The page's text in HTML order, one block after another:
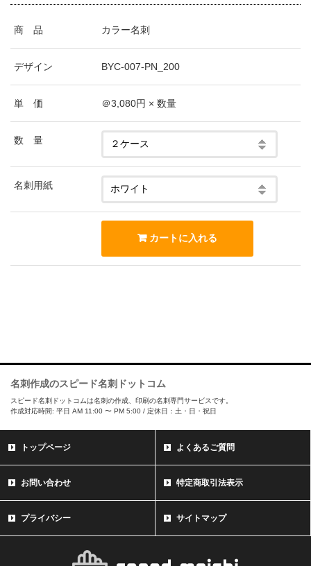
商 品 カラー名刺
デザイン BYC-007-PN_200
単 価 ＠3,080円 × 数量
数 量
名刺用紙
名刺作成のスピード名刺ドットコム
スピード名刺ドットコムは名刺の作成、印刷の名刺専門サービスです。
作成対応時間: 平日 AM 11:00 〜 PM 5:00 / 定休日：土・日・祝日
トップページ よくあるご質問
お問い合わせ 特定商取引法表示
プライバシー サイトマップ